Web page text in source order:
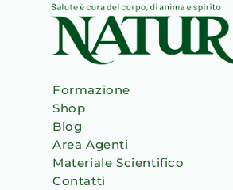
Formazione
Shop
Blog
Area Agenti
Materiale Scientifico
Contatti